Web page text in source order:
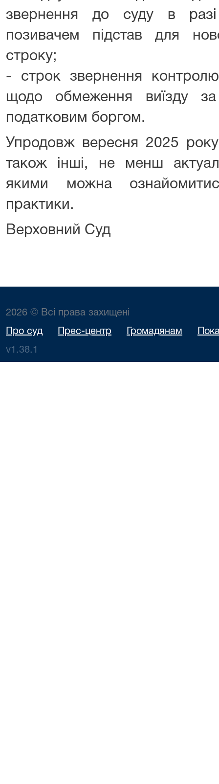
звернення до суду в разі
позивачем підстав для
строку;
- строк звернення
щодо обмеження виїзду
податковим боргом.
Упродовж вересня 2025
також інші, не менш
якими можна
практики.
Верховний Суд
2026 © Всі права захищені
Про суд Прес-центр Громадянам
v1.38.1